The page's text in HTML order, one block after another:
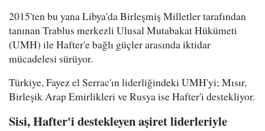
2015'ten bu yana Libya'da Birleşmiş Milletler tarafından
tanınan Trablus merkezli Ulusal Mutabakat Hükümeti
(UMH) ile Hafter'e bağlı güçler arasında iktidar
mücadelesi sürüyor.
Türkiye, Fayez el Serrac'ın liderliğindeki UMH'yi; Mısır,
Birleşik Arap Emirlikleri ve Rusya ise Hafter'i destekliyor.
Sisi, Hafter'i destekleyen aşiret liderleriyle